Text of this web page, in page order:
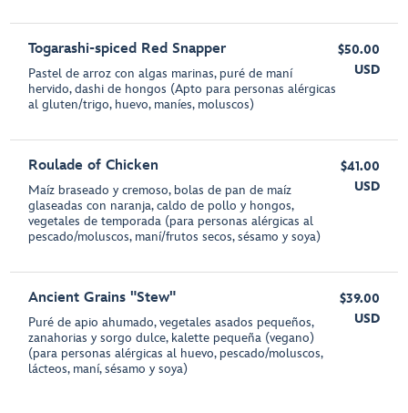
Togarashi-spiced Red Snapper
Pastel de arroz con algas marinas, puré de maní
hervido, dashi de hongos (Apto para personas alérgicas
al gluten/trigo, huevo, maníes, moluscos)
$50.00
USD
Roulade of Chicken
Maíz braseado y cremoso, bolas de pan de maíz
glaseadas con naranja, caldo de pollo y hongos,
vegetales de temporada (para personas alérgicas al
pescado/moluscos, maní/frutos secos, sésamo y soya)
$41.00
USD
Ancient Grains "Stew"
Puré de apio ahumado, vegetales asados pequeños,
zanahorias y sorgo dulce, kalette pequeña (vegano)
(para personas alérgicas al huevo, pescado/moluscos,
lácteos, maní, sésamo y soya)
$39.00
USD